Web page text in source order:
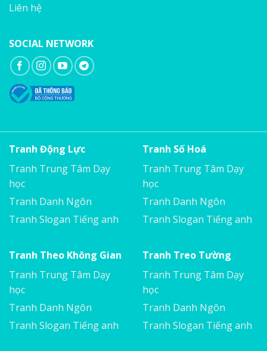
Liên hệ
SOCIAL NETWORK
Tranh Động Lực
Tranh Trung Tâm Dạy
học
Tranh Danh Ngôn
Tranh Slogan Tiếng anh
Tranh Số Hoá
Tranh Trung Tâm Dạy
học
Tranh Danh Ngôn
Tranh Slogan Tiếng anh
Tranh Theo Không Gian
Tranh Trung Tâm Dạy
học
Tranh Danh Ngôn
Tranh Slogan Tiếng anh
Tranh Treo Tường
Tranh Trung Tâm Dạy
học
Tranh Danh Ngôn
Tranh Slogan Tiếng anh